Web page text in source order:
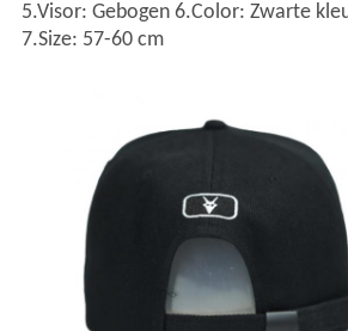
5.Visor: Gebogen 6.Color: Zwarte
7.Size: 57-60 cm